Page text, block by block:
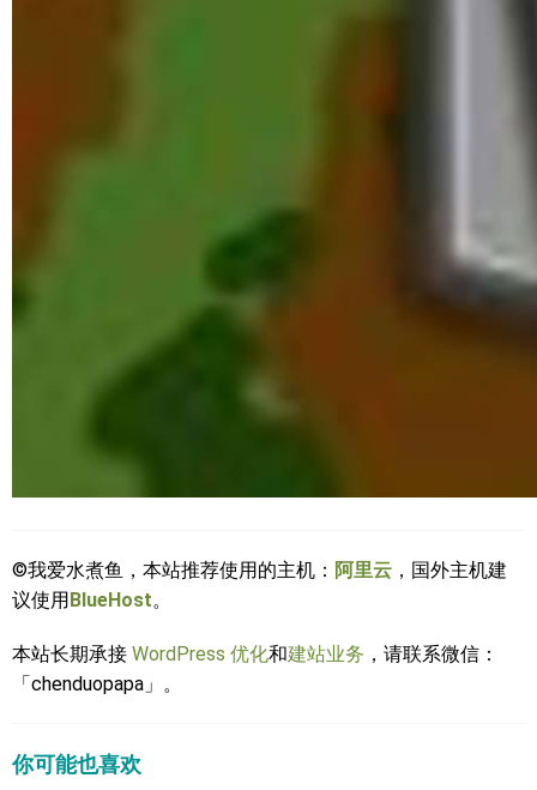
©我爱水煮鱼，本站推荐使用的主机： 阿里云 ，国外主机建
议使用BlueHost。
本站长期承接 WordPress 优化和建站业务 ，请联系微信：
「chenduopapa」。
你可能也喜欢